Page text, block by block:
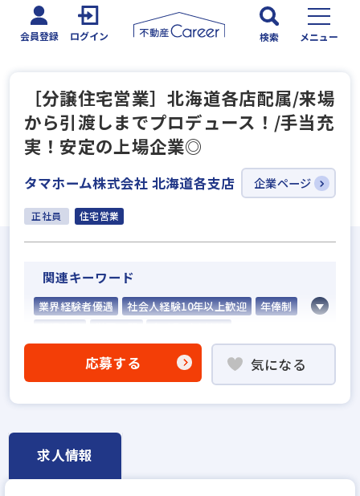
会員登録 ログイン 検索 メニュー
［分譲住宅営業］北海道各店配属/来場
から引渡しまでプロデュース！/手当充
実！安定の上場企業◎
タマホーム株式会社 北海道各支店 企業ページ
正社員 住宅営業
関連キーワード
業界経験者優遇 社会人経験10年以上歓迎
年俸制
資格支援制度あり
研修制度あり
残業少ない
女性が活躍中
応募する 気になる
求人情報